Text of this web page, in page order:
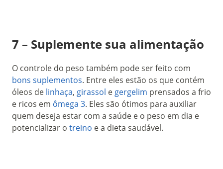
7 – Suplemente sua alimentação
O controle do peso também pode ser feito com
bons suplementos. Entre eles estão os que contém
óleos de linhaça, girassol e gergelim prensados a frio
e ricos em ômega 3. Eles são ótimos para auxiliar
quem deseja estar com a saúde e o peso em dia e
potencializar o treino e a dieta saudável.